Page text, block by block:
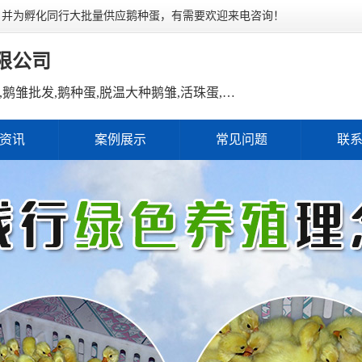
为孵化同行大批量供应鹅种蛋，有需要欢迎来电咨询！
公司
主营产品：鹅雏,鹅雏孵化,鹅雏价格,鹅雏批发,鹅种蛋,脱温大种鹅雏,活珠蛋,后备种鹅等家禽产品。
讯 案例展示 常见问题 联